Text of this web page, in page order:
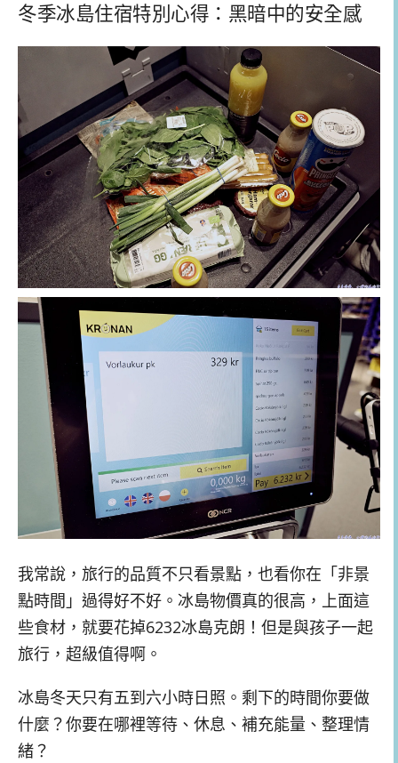
冬季冰島住宿特別心得：黑暗中的安全感
我常說，旅行的品質不只看景點，也看你在「非景
點時間」過得好不好。冰島物價真的很高，上面這
些食材，就要花掉6232冰島克朗！但是與孩子一起
旅行，超級值得啊。
冰島冬天只有五到六小時日照。剩下的時間你要做
什麼？你要在哪裡等待、休息、補充能量、整理情
緒？